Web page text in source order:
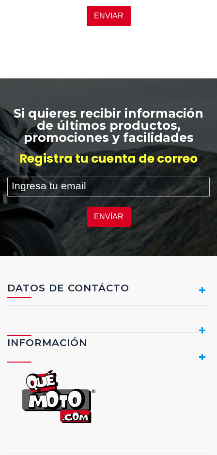
ENVIAR
Si quieres recibir información
de últimos productos,
promociones y facilidades
Registra tu cuenta de correo
ENVÍAR
DATOS DE CONTÁCTO
INFORMACIÓN